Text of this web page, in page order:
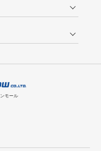
からご連絡
ごとに
せ
21 22
20
21
モール